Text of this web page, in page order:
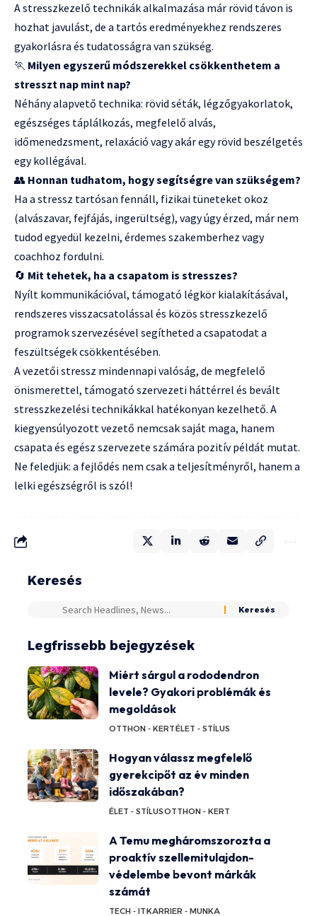
A stresszkezelő technikák alkalmazása már rövid távon is
hozhat javulást, de a tartós eredményekhez rendszeres
gyakorlásra és tudatosságra van szükség.
🏃 Milyen egyszerű módszerekkel csökkenthetem a
stresszt nap mint nap?
Néhány alapvető technika: rövid séták, légzőgyakorlatok,
egészséges táplálkozás, megfelelő alvás,
időmenedzsment, relaxáció vagy akár egy rövid beszélgetés
egy kollégával.
👥 Honnan tudhatom, hogy segítségre van szükségem?
Ha a stressz tartósan fennáll, fizikai tüneteket okoz
(alvászavar, fejfájás, ingerültség), vagy úgy érzed, már nem
tudod egyedül kezelni, érdemes szakemberhez vagy
coachhoz fordulni.
🔄 Mit tehetek, ha a csapatom is stresszes?
Nyílt kommunikációval, támogató légkör kialakításával,
rendszeres visszacsatolással és közös stresszkezelő
programok szervezésével segítheted a csapatodat a
feszültségek csökkentésében.
A vezetői stressz mindennapi valóság, de megfelelő
önismerettel, támogató szervezeti háttérrel és bevált
stresszkezelési technikákkal hatékonyan kezelhető. A
kiegyensúlyozott vezető nemcsak saját maga, hanem
csapata és egész szervezete számára pozitív példát mutat.
Ne feledjük: a fejlődés nem csak a teljesítményről, hanem a
lelki egészségről is szól!
Keresés
Legfrissebb bejegyzések
Miért sárgul a rododendron
levele? Gyakori problémák és
megoldások
OTTHON - KERTÉLET - STÍLUS
Hogyan válassz megfelelő
gyerekcipőt az év minden
időszakában?
ÉLET - STÍLUSOTTHON - KERT
A Temu megháromszorozta a
proaktív szellemitulajdon-
védelembe bevont márkák
számát
TECH - ITKARRIER - MUNKA